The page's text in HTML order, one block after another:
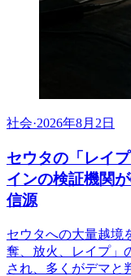
社会·2026年8月2日
セウタの「レイ
インの検証機関
信源
セウタへの大量越境
奪、放火、レイプ」
され、多くがデマと